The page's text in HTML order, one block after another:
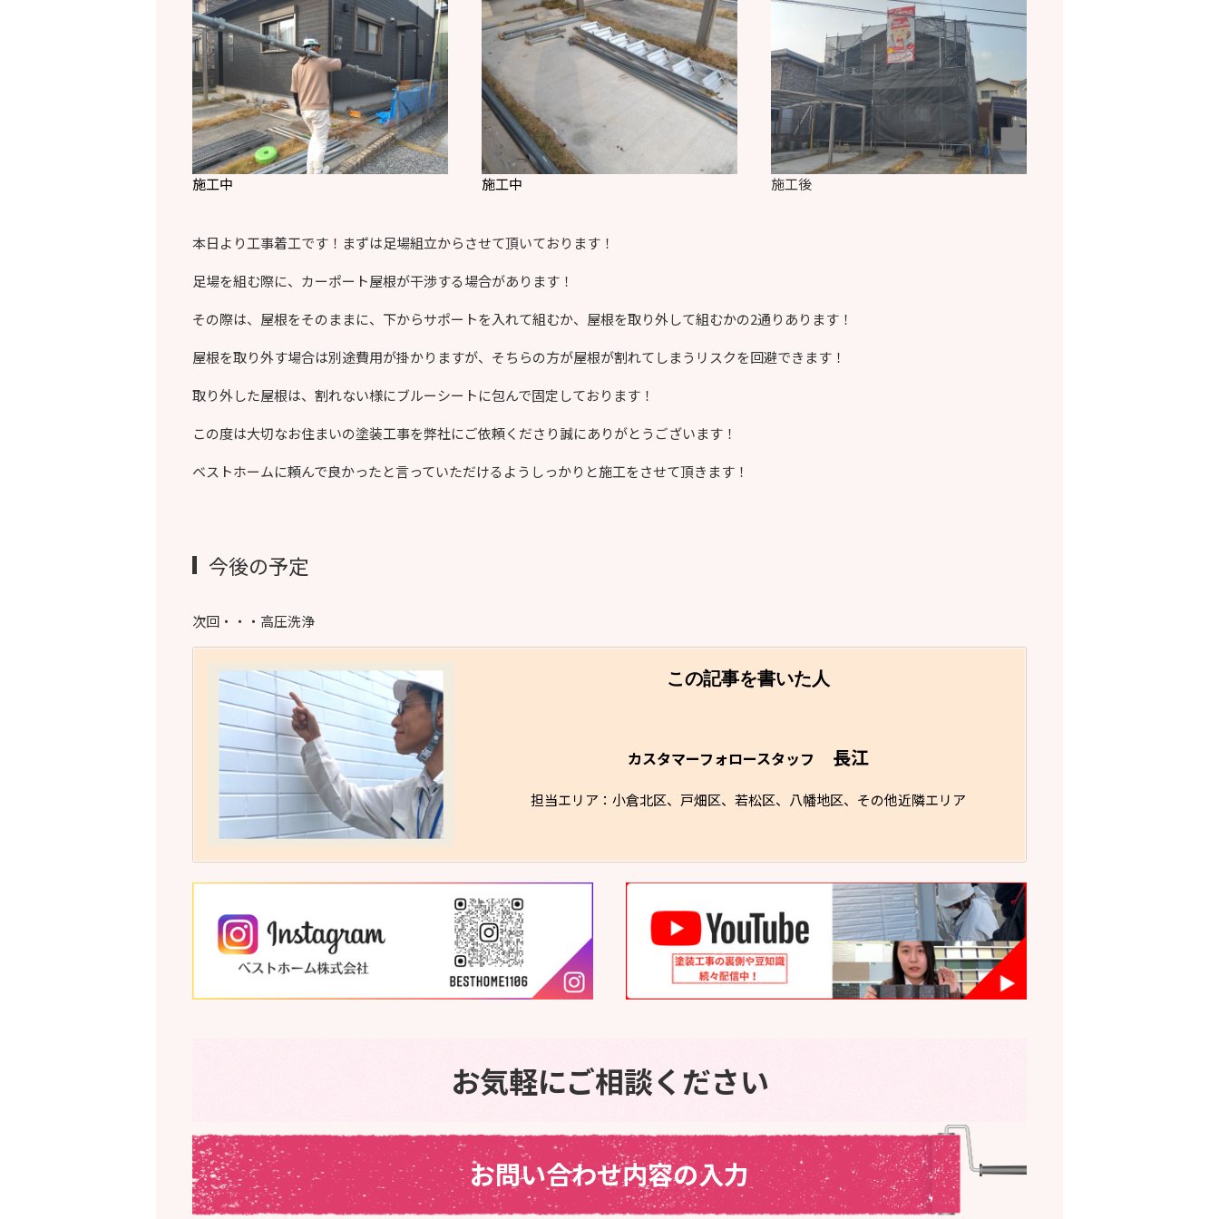
施工中 施工中 施工後
本日より工事着工です！まずは足場組立からさせて頂いております！
足場を組む際に、カーポート屋根が干渉する場合があります！
その際は、屋根をそのままに、下からサポートを入れて組むか、屋根を取り外して組むかの2通りあります！
屋根を取り外す場合は別途費用が掛かりますが、そちらの方が屋根が割れてしまうリスクを回避できます！
取り外した屋根は、割れない様にブルーシートに包んで固定しております！
この度は大切なお住まいの塗装工事を弊社にご依頼くださり誠にありがとうございます！
ベストホームに頼んで良かったと言っていただけるようしっかりと施工をさせて頂きます！
今後の予定
次回・・・高圧洗浄
この記事を書いた人
カスタマーフォロースタッフ 長江
担当エリア：小倉北区、戸畑区、若松区、八幡地区、その他近隣エリア
お気軽にご相談ください
お問い合わせ内容の入力